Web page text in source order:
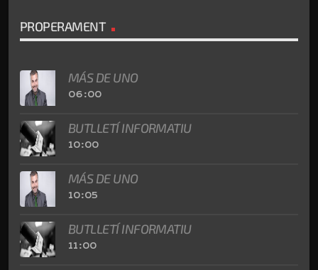
PROPERAMENT
MÁS DE UNO
06:00
BUTLLETÍ INFORMATIU
10:00
MÁS DE UNO
10:05
BUTLLETÍ INFORMATIU
11:00